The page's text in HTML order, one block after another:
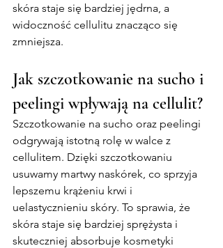
skóra staje się bardziej jędrna, a
widoczność cellulitu znacząco się
zmniejsza.
Jak szczotkowanie na sucho i
peelingi wpływają na cellulit?
Szczotkowanie na sucho oraz peelingi
odgrywają istotną rolę w walce z
cellulitem. Dzięki szczotkowaniu
usuwamy martwy naskórek, co sprzyja
lepszemu krążeniu krwi i
uelastycznieniu skóry. To sprawia, że
skóra staje się bardziej sprężysta i
skuteczniej absorbuje kosmetyki